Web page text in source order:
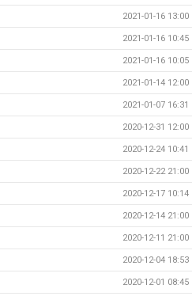
2021-01-16 13:00
2021-01-16 10:45
2021-01-16 10:05
2021-01-14 12:00
2021-01-07 16:31
2020-12-31 12:00
2020-12-24 10:41
2020-12-22 21:00
2020-12-17 10:14
2020-12-14 21:00
2020-12-11 21:00
2020-12-04 18:53
2020-12-01 08:45